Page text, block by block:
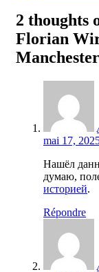
2 thoughts
Florian
mai 17,
Нашёл
думаю,
историей.
Répondre